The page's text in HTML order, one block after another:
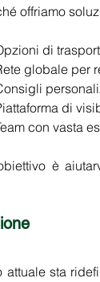
offriamo
di
globale per
di
con vasta
è
attuale sta